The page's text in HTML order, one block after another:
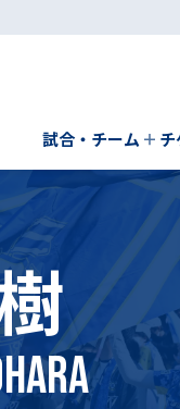
試合・チーム